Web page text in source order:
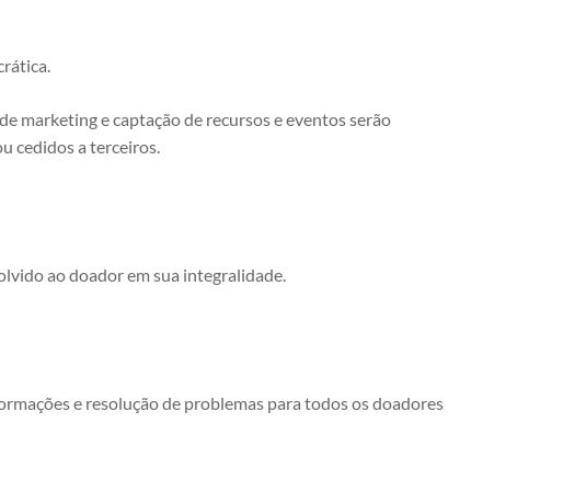
marketing e captação de recursos e eventos serão
cedidos a terceiros.
ao doador em sua integralidade.
e resolução de problemas para todos os doadores